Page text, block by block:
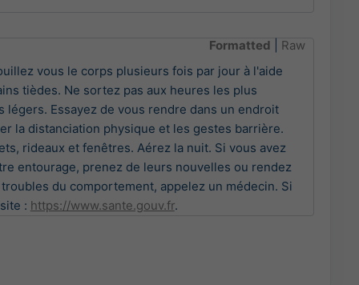
Formatted
Raw
vous le corps plusieurs fois par jour à l'aide
tièdes. Ne sortez pas aux heures les plus
Essayez de vous rendre dans un endroit
la distanciation physique et les gestes barrière.
rideaux et fenêtres. Aérez la nuit. Si vous avez
entourage, prenez de leurs nouvelles ou rendez
du comportement, appelez un médecin. Si
: https://www.sante.gouv.fr.